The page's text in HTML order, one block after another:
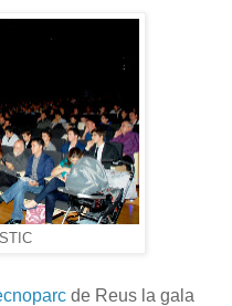
de Reus la gala